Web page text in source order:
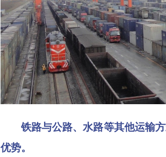
铁路与公路、水路等其他运输方
优势。